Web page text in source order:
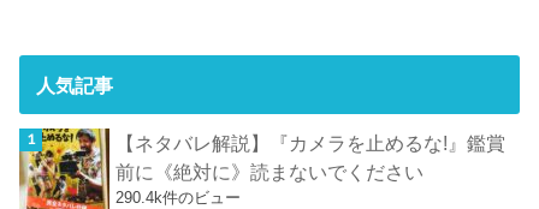
人気記事
【ネタバレ解説】『カメラを止めるな!』鑑賞
前に《絶対に》読まないでください
290.4k件のビュー